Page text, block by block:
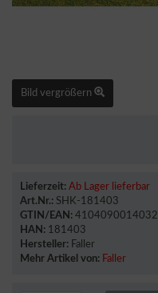
Bild vergrößern
Lieferzeit: Ab Lager lieferbar
Art.Nr.: SHK-181403
GTIN/EAN: 4104090014032
HAN: 181403
Hersteller: Faller
Mehr Artikel von: Faller